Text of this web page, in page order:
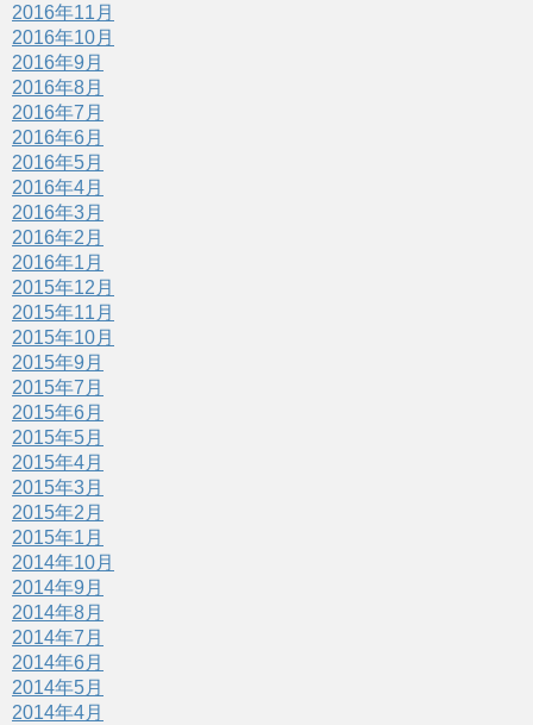
2016年11月
2016年10月
2016年9月
2016年8月
2016年7月
2016年6月
2016年5月
2016年4月
2016年3月
2016年2月
2016年1月
2015年12月
2015年11月
2015年10月
2015年9月
2015年7月
2015年6月
2015年5月
2015年4月
2015年3月
2015年2月
2015年1月
2014年10月
2014年9月
2014年8月
2014年7月
2014年6月
2014年5月
2014年4月